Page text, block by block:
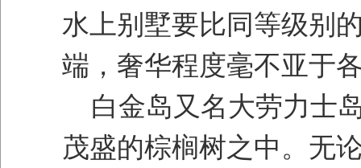
水上别墅要比同等级别
端，奢华程度毫不亚于
白金岛又名大劳力士
茂盛的棕榈树之中。无